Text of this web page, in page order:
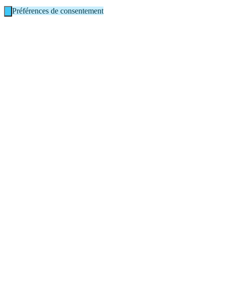
Préférences de consentement